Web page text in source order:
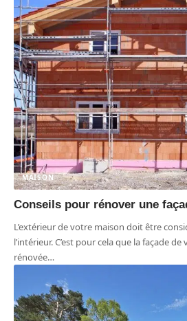
MAISON
Conseils pour rénover une
L’extérieur de votre maison doit être
l’intérieur. C’est pour cela que la façade
rénovée…